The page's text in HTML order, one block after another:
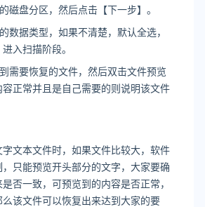
磁盘分区，然后点击【下一步】。
数据类型，如果不清楚，默认全选，
入扫描阶段。
需要恢复的文件，然后双击文件预览
正常并且是自己需要的则说明该文件
文本文件时，如果文件比较大，软件
只能预览开头部分的文字，大家要确
否一致，可预览到的内容是否正常，
该文件可以恢复出来达到大家的要